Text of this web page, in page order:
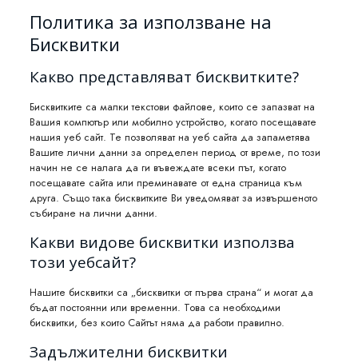
Политика за използване на
Бисквитки
Какво представляват бисквитките?
Бисквитките са малки текстови файлове, които се запазват на
Вашия компютър или мобилно устройство, когато посещавате
нашия уеб сайт. Те позволяват на уеб сайта да запаметява
Вашите лични данни за определен период от време, по този
начин не се налага да ги въвеждате всеки път, когато
посещавате сайта или преминавате от една страница към
друга. Също така бисквитките Ви уведомяват за извършеното
събиране на лични данни.
Какви видове бисквитки използва
този уебсайт?
Нашите бисквитки са „бисквитки от първа страна“ и могат да
бъдат постоянни или временни. Това са необходими
бисквитки, без които Сайтът няма да работи правилно.
Задължителни бисквитки